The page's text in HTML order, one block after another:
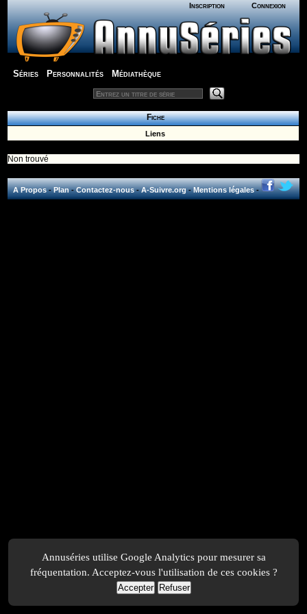
Inscription Connexion
Séries Personnalités Médiathèque
Fiche
Liens
Non trouvé
A Propos-Plan-Contactez-nous-A-Suivre.org-Mentions légales-
Annuséries utilise Google Analytics pour mesurer sa
fréquentation. Acceptez-vous l'utilisation de ces cookies ?
Accepter Refuser